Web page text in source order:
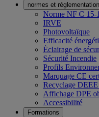
normes et
Norme NF C 15-
IRVE
Photovoltaïque
Efficacité
Éclairage de
Sécurité Incendie
Profils
Marquage CE
Recyclage
Affichage DPE
Accessibilité
Formations